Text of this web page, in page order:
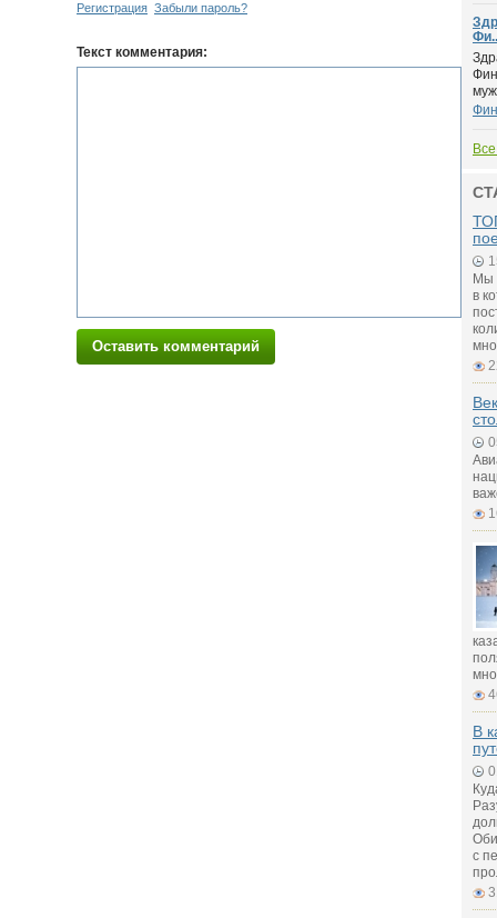
Регистрация Забыли пароль?
Текст комментария:
Оставить комментарий
Мы
в
В
с